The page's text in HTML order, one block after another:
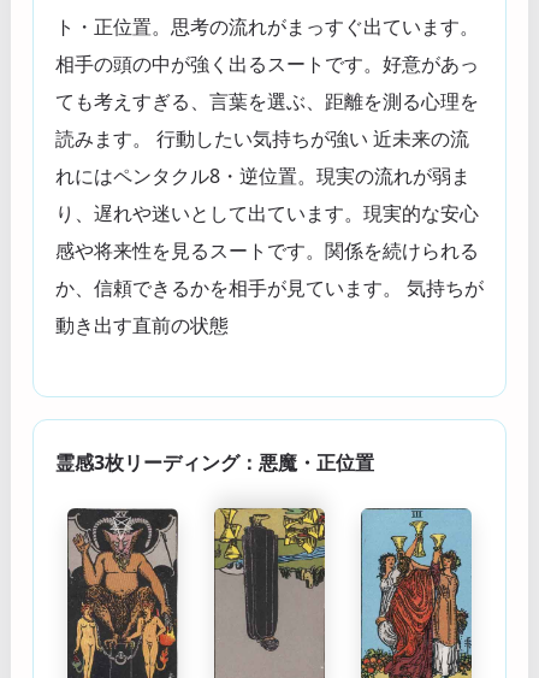
ト・正位置。思考の流れがまっすぐ出ています。
相手の頭の中が強く出るスートです。好意があっ
ても考えすぎる、言葉を選ぶ、距離を測る心理を
読みます。 行動したい気持ちが強い 近未来の流
れにはペンタクル8・逆位置。現実の流れが弱ま
り、遅れや迷いとして出ています。現実的な安心
感や将来性を見るスートです。関係を続けられる
か、信頼できるかを相手が見ています。 気持ちが
動き出す直前の状態
霊感3枚リーディング：悪魔・正位置